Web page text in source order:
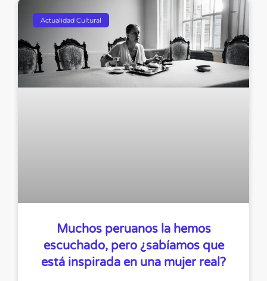
Actualidad Cultural
Muchos peruanos la hemos
escuchado, pero ¿sabíamos que
está inspirada en una mujer real?